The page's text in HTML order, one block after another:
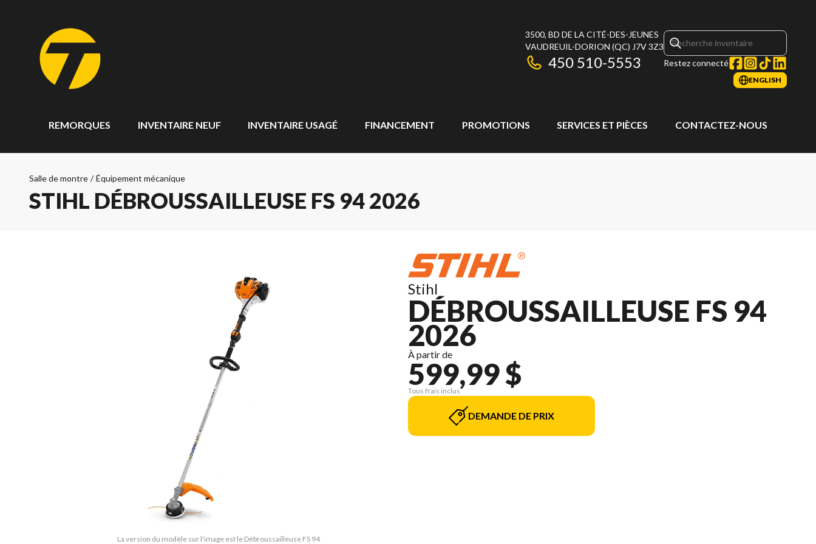
3500, BD DE LA CITÉ-DES-JEUNES
VAUDREUIL-DORION (QC) J7V 3Z3
450 510-5553 Restez connecté
ENGLISH
REMORQUES INVENTAIRE NEUF INVENTAIRE USAGÉ FINANCEMENT PROMOTIONS SERVICES ET PIÈCES CONTACTEZ-NOUS
Salle de montre / Équipement mécanique
STIHL DÉBROUSSAILLEUSE FS 94 2026
La version du modèle sur l'image est le Débroussailleuse FS 94
Stihl
DÉBROUSSAILLEUSE FS 94
2026
À partir de
599,99 $
Tous frais inclus
DEMANDE DE PRIX